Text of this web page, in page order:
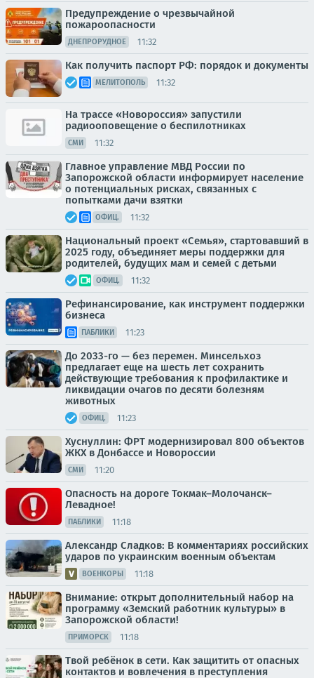
Предупреждение о чрезвычайной
пожароопасности
ДНЕПРОРУДНОЕ 11:32
Как получить паспорт РФ: порядок и документы
МЕЛИТОПОЛЬ 11:32
На трассе «Новороссия» запустили
радиооповещение о беспилотниках
СМИ 11:32
Главное управление МВД России по
Запорожской области информирует население
о потенциальных рисках, связанных с
попытками дачи взятки
ОФИЦ. 11:32
Национальный проект «Семья», стартовавший в
2025 году, объединяет меры поддержки для
родителей, будущих мам и семей с детьми
ОФИЦ. 11:32
Рефинансирование, как инструмент поддержки
бизнеса
ПАБЛИКИ 11:23
До 2033-го — без перемен. Минсельхоз
предлагает еще на шесть лет сохранить
действующие требования к профилактике и
ликвидации очагов по десяти болезням
животных
ОФИЦ. 11:23
Хуснуллин: ФРТ модернизировал 800 объектов
ЖКХ в Донбассе и Новороссии
СМИ 11:20
Опасность на дороге Токмак–Молочанск–
Левадное!
ПАБЛИКИ 11:18
Александр Сладков: В комментариях российских
ударов по украинским военным объектам
ВОЕНКОРЫ 11:18
Внимание: открыт дополнительный набор на
программу «Земский работник культуры» в
Запорожской области!
ПРИМОРСК 11:18
Твой ребёнок в сети. Как защитить от опасных
контактов и вовлечения в преступления